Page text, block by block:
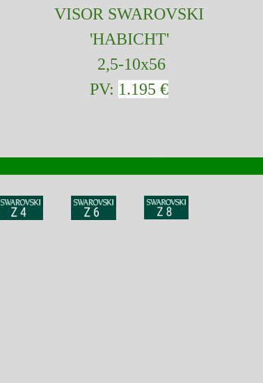
VISOR SWAROVSKI
'HABICHT'
2,5-10x56
PV: 1.195 €